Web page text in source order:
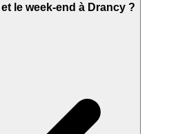
le week-end à Drancy ?